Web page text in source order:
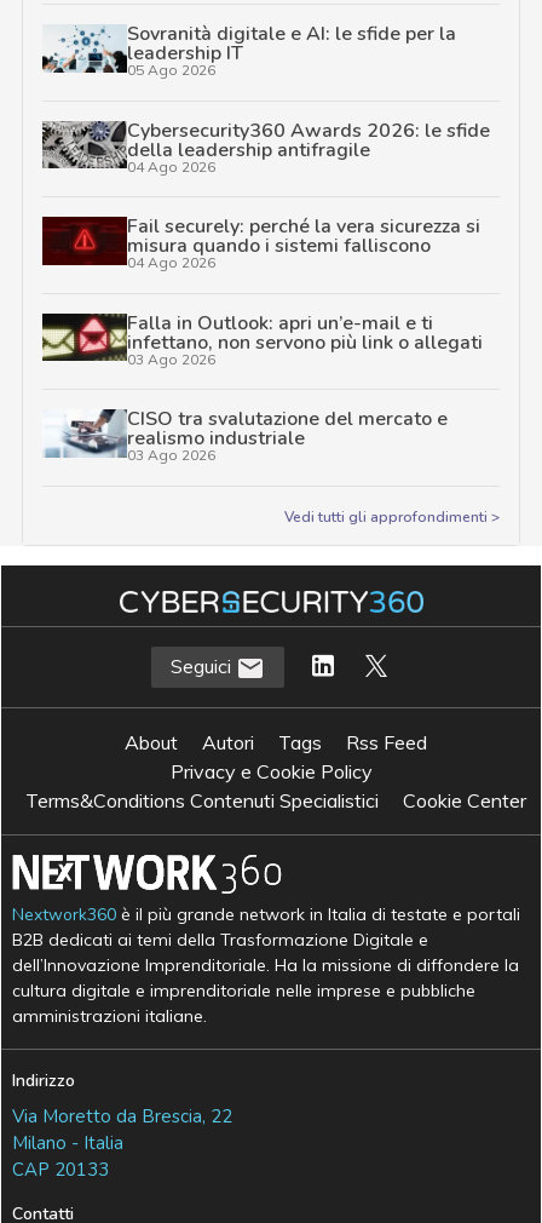
Sovranità digitale e AI: le sfide per la
leadership IT
05 Ago 2026
Cybersecurity360 Awards 2026: le sfide
della leadership antifragile
04 Ago 2026
Fail securely: perché la vera sicurezza si
misura quando i sistemi falliscono
04 Ago 2026
Falla in Outlook: apri un’e-mail e ti
infettano, non servono più link o allegati
03 Ago 2026
CISO tra svalutazione del mercato e
realismo industriale
03 Ago 2026
Vedi tutti gli approfondimenti >
Seguici
About Autori Tags
Rss Feed
Privacy e Cookie Policy
Terms&Conditions Contenuti Specialistici
Cookie Center
Nextwork360 è il più grande network in Italia di testate e portali
B2B dedicati ai temi della Trasformazione Digitale e
dell’Innovazione Imprenditoriale. Ha la missione di diffondere la
cultura digitale e imprenditoriale nelle imprese e pubbliche
amministrazioni italiane.
Indirizzo
Via Moretto da Brescia, 22
Milano - Italia
CAP 20133
Contatti